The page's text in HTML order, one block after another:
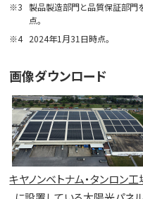
※3 製品製造部門と品質保証部門
点。
※4
2024年1月31日時点。
画像ダウンロード
キヤノンベトナム・タンロン工